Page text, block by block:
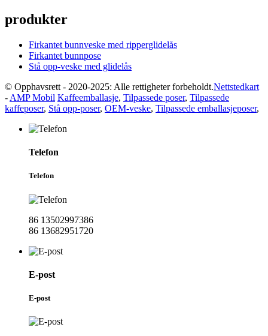
produkter
Firkantet bunnveske med ripperglidelås
Firkantet bunnpose
Stå opp-veske med glidelås
© Opphavsrett - 2020-2025: Alle rettigheter forbeholdt.Nettstedkart
- AMP Mobil Kaffeemballasje, Tilpassede poser, Tilpassede
kaffeposer, Stå opp-poser, OEM-veske, Tilpassede emballasjeposer,
Telefon
Telefon
86 13502997386
86 13682951720
E-post
E-post